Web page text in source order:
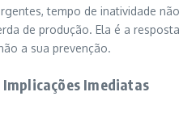
tempo de inatividade não
de produção. Ela é a resposta
a sua prevenção.
Imediatas